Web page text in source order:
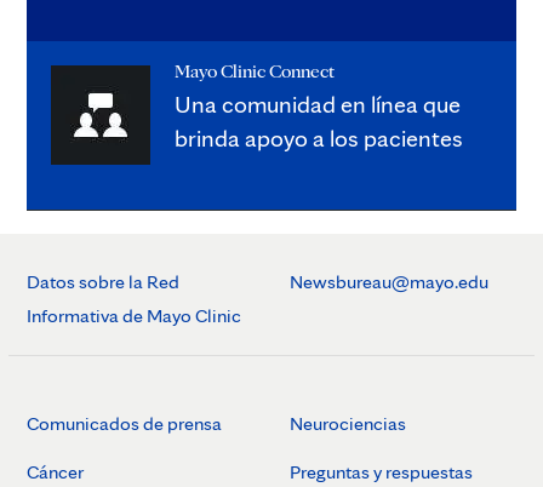
Mayo Clinic Connect
Una comunidad en línea que
brinda apoyo a los pacientes
Datos sobre la Red
Informativa de Mayo Clinic
Newsbureau@mayo.edu
Comunicados de prensa
Cáncer
Neurociencias
Preguntas y respuestas